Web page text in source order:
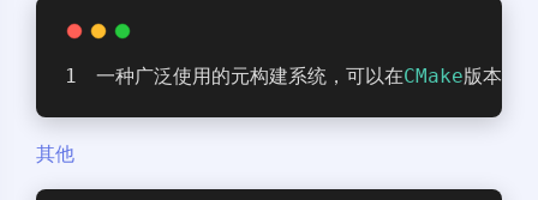
一种广泛使用的元构建系统，可以在CMake版本
其他